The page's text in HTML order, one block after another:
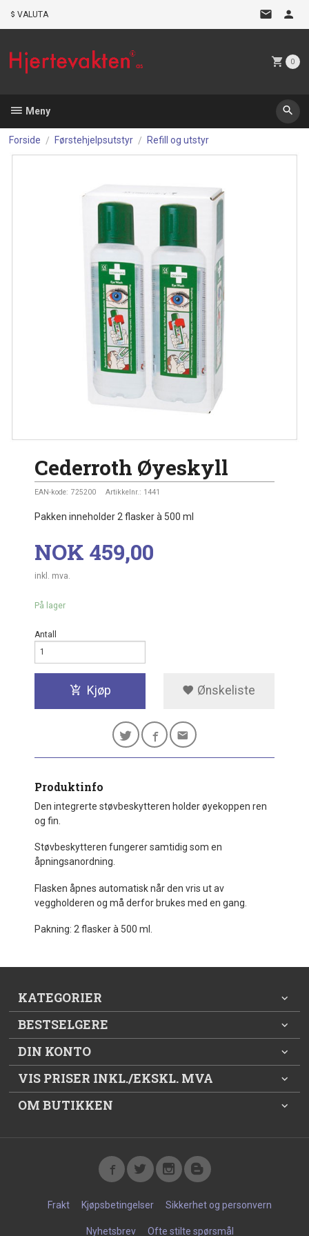
VALUTA
0
Meny
Forside Førstehjelpsutstyr Refill og utstyr
Cederroth Øyeskyll
EAN-kode: 725200 Artikkelnr.: 1441
Pakken inneholder 2 flasker à 500 ml
Pris
NOK 459,00
inkl. mva.
På lager
Antall
Kjøp Ønskeliste
Produktinfo
Den integrerte støvbeskytteren holder øyekoppen ren
og fin.
Støvbeskytteren fungerer samtidig som en
åpningsanordning.
Flasken åpnes automatisk når den vris ut av
veggholderen og må derfor brukes med en gang.
Pakning: 2 flasker à 500 ml.
KATEGORIER
BESTSELGERE
DIN KONTO
VIS PRISER INKL./EKSKL. MVA
OM BUTIKKEN
Frakt Kjøpsbetingelser Sikkerhet og personvern
Nyhetsbrev Ofte stilte spørsmål